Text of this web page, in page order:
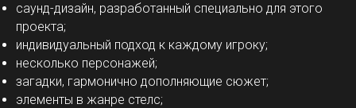
саунд-дизайн, разработанный специально для этого
проекта;
индивидуальный подход к каждому игроку;​​​​​​​
несколько персонажей;
загадки, гармонично дополняющие сюжет;
элементы в жанре стелс;